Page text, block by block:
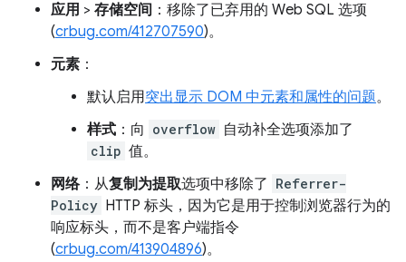
应用 > 存储空间 ：移除了已弃用的 Web SQL 选项
(crbug.com/412707590)。
元素 ：
默认启用突出显示 DOM 中元素和属性的问题。
样式 ：向 overflow 自动补全选项添加了
clip 值。
网络：从复制为提取选项中移除了 Referrer-
Policy HTTP 标头，因为它是用于控制浏览器行为的
响应标头，而不是客户端指令
(crbug.com/413904896)。